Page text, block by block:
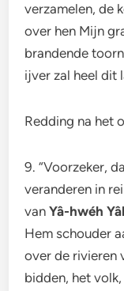
verzamelen, de
over hen Mijn
brandende
ijver zal heel dit
Redding na het
9. “Voorzeker,
veranderen in
vanYâ-hwéh
Hem schouder
over de rivieren
bidden, het